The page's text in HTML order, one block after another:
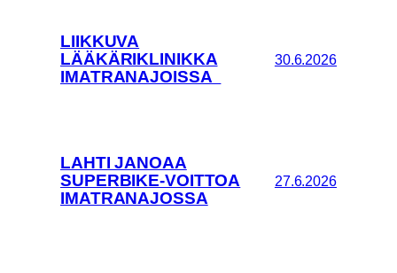
LIIKKUVA
LÄÄKÄRIKLINIKKA
IMATRANAJOISSA
30.6.2026
LAHTI JANOAA
SUPERBIKE-VOITTOA
IMATRANAJOSSA
27.6.2026